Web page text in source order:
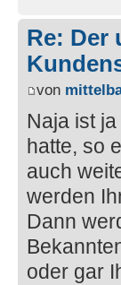
Re: Der
von
Naja ist
hatte, so
auch
werden
Dann
oder gar